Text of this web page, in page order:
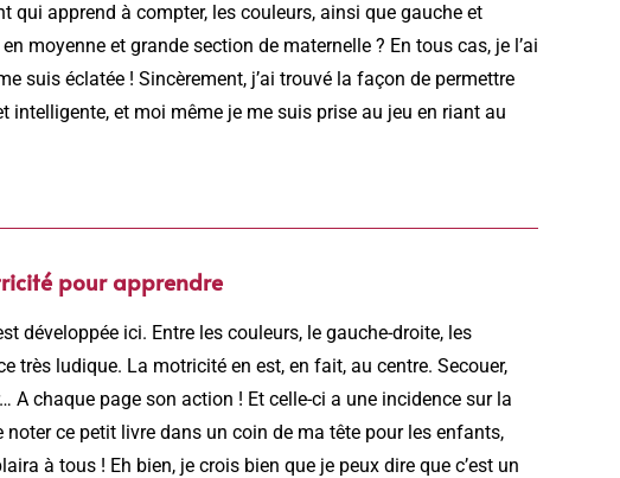
qui apprend à compter, les couleurs, ainsi que gauche et
moyenne et grande section de maternelle ? En tous cas, je l’ai
suis éclatée ! Sincèrement, j’ai trouvé la façon de permettre
intelligente, et moi même je me suis prise au jeu en riant au
pour apprendre
développée ici. Entre les couleurs, le gauche-droite, les
très ludique. La motricité en est, en fait, au centre. Secouer,
A chaque page son action ! Et celle-ci a une incidence sur la
noter ce petit livre dans un coin de ma tête pour les enfants,
à tous ! Eh bien, je crois bien que je peux dire que c’est un